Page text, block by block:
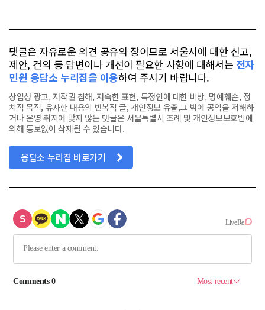
댓글은 자유로운 의견 공유의 장이므로 서울시에 대한 신고,
제안, 건의 등 답변이나 개선이 필요한 사항에 대해서는 전자
민원 응답소 누리집을 이용하여 주시기 바랍니다.
상업성 광고, 저작권 침해, 저속한 표현, 특정인에 대한 비방, 명예훼손, 정
치적 목적, 유사한 내용의 반복적 글, 개인정보 유출,그 밖에 공익을 저해하
거나 운영 취지에 맞지 않는 댓글은 서울특별시 조례 및 개인정보보호법에
의해 통보없이 삭제될 수 있습니다.
응답소 누리집 바로가기